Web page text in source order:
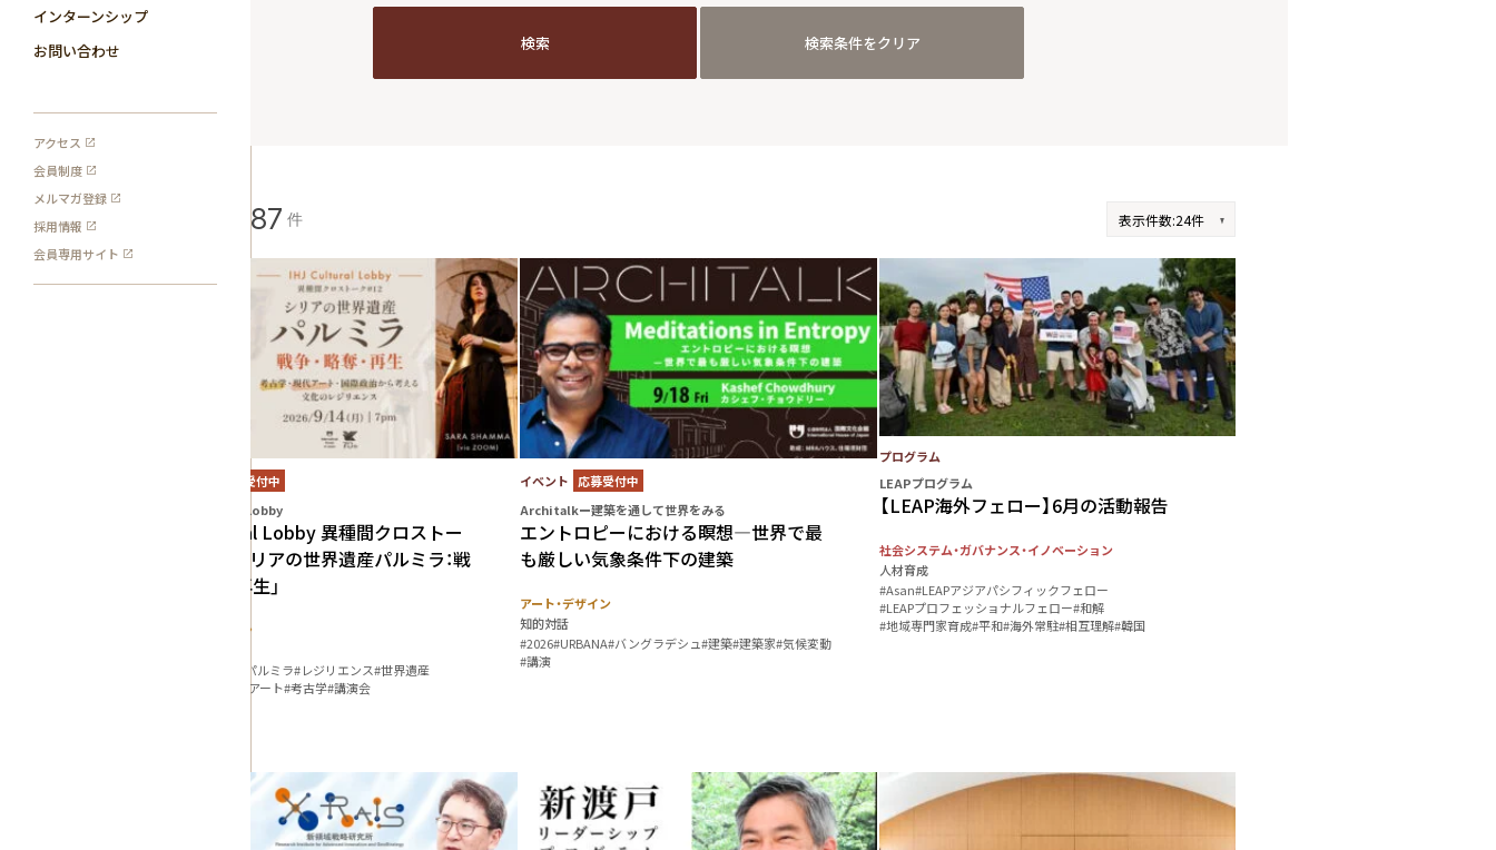
インターンシップ
お問い合わせ
アクセス
会員制度
メルマガ登録
採用情報
会員専用サイト
検索
検索条件をクリア
587 件
応募受付中
IHJ Cultural Lobby
IHJ Cultural Lobby 異種間クロストー
ク＃12 「シリアの世界遺産パルミラ：戦
争・略奪・再生」
アート・デザイン
#パルミラ#レジリエンス#世界遺産
#現代アート#考古学#講演会
イベント 応募受付中
Architalkー建築を通して世界をみる
エントロピーにおける瞑想—世界で最
も厳しい気象条件下の建築
アート・デザイン
知的対話
#2026#URBANA#バングラデシュ#建築#建築家#気候変動
#講演
プログラム
LEAPプログラム
【LEAP海外フェロー】6月の活動報告
社会システム・ガバナンス・イノベーション
人材育成
#Asan#LEAPアジアパシフィックフェロー
#LEAPプロフェッショナルフェロー#和解
#地域専門家育成#平和#海外常駐#相互理解#韓国